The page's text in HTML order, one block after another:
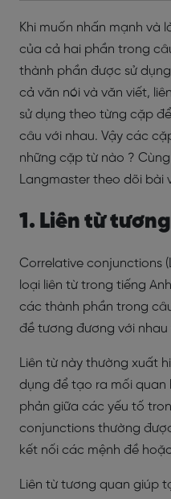
Khi muốn nhấn mạnh và
của cả hai phần trong
thành phần được sử
cả văn nói và văn viết,
sử dụng theo từng cặp
câu với nhau. Vậy các
những cặp từ nào ?
Langmaster theo dõi bài
1. Liên từ
Correlative conjunctions
loại liên từ trong tiếng
các thành phần trong
đề tương đương với nhau
Liên từ này thường xuất
dụng để tạo ra mối
phản giữa các yếu tố
conjunctions thường
kết nối các mệnh đề
Liên từ tương quan giúp